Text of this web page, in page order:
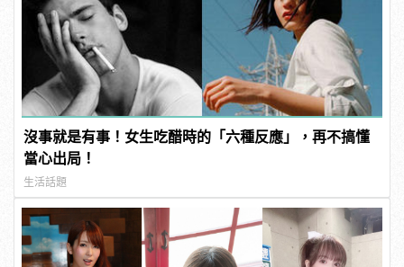
沒事就是有事！女生吃醋時的「六種反應」，再不搞懂
當心出局！
生活話題